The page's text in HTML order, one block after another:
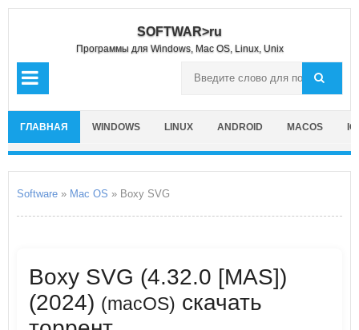
SOFTWAR>ru
Программы для Windows, Mac OS, Linux, Unix
ГЛАВНАЯ WINDOWS LINUX ANDROID MACOS
Software » Mac OS » Boxy SVG
Boxy SVG (4.32.0 [MAS])
(2024) (macOS) скачать